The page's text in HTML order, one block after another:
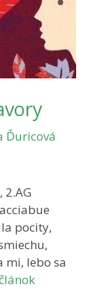
Ďuricová
pocity,
mi, lebo sa